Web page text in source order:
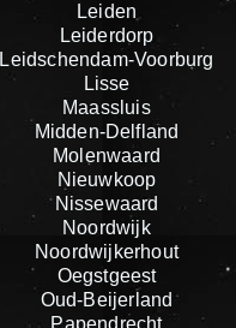
Leiden
Leiderdorp
Leidschendam-Voorburg
Lisse
Maassluis
Midden-Delfland
Molenwaard
Nieuwkoop
Nissewaard
Noordwijk
Noordwijkerhout
Oegstgeest
Oud-Beijerland